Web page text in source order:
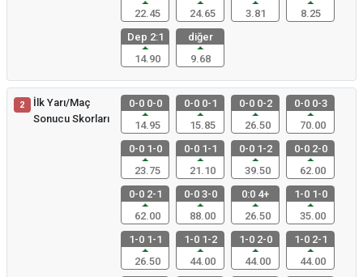
22.45
24.65
3.81
8.25
Dep 2:1
14.90
diğer
9.68
2
İlk Yarı/Maç
Sonucu Skorları
0-0 0-0
14.95
0-0 0-1
15.85
0-0 0-2
26.50
0-0 0-3
70.00
0-0 1-0
23.75
0-0 1-1
21.10
0-0 1-2
39.50
0-0 2-0
62.00
0-0 2-1
62.00
0-0 3-0
88.00
0:0 4+
26.50
1-0 1-0
35.00
1-0 1-1
26.50
1-0 1-2
44.00
1-0 2-0
44.00
1-0 2-1
44.00